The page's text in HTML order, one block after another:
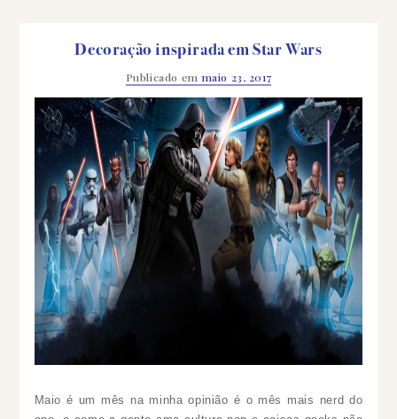
Decoração inspirada em Star Wars
Publicado em maio 23, 2017
Maio é um mês na minha opinião é o mês mais nerd do